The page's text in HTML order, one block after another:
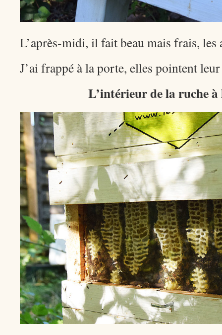
L’après-midi, il fait beau mais frais, les
J’ai frappé à la porte, elles pointent
L’intérieur de la ruche